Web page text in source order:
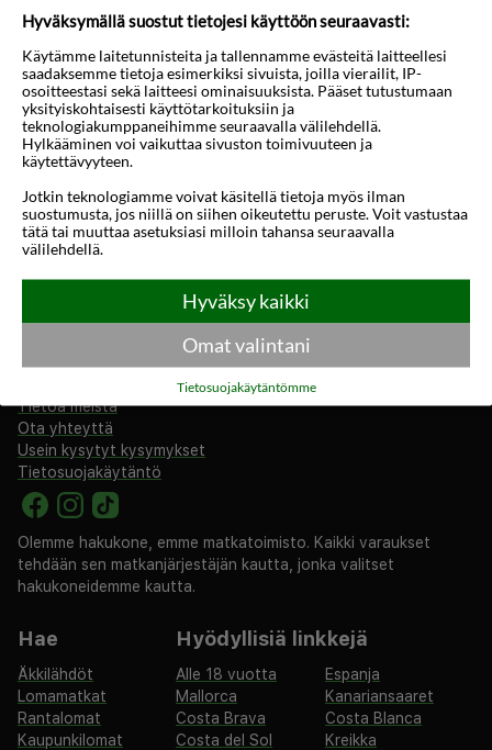
Haluatko saada houkuttelevia
tarjouksia, matkavinkkejä ja uutisia
sähköpostitse?
rantapallo.fi
Tietoa meistä
Ota yhteyttä
Usein kysytyt kysymykset
Tietosuojakäytäntö
Olemme hakukone, emme matkatoimisto. Kaikki varaukset
tehdään sen matkanjärjestäjän kautta, jonka valitset
hakukoneidemme kautta.
Hae
Äkkilähdöt
Lomamatkat
Rantalomat
Kaupunkilomat
Hyödyllisiä linkkejä
Alle 18 vuotta
Espanja
Mallorca
Kanariansaaret
Costa Brava
Costa Blanca
Costa del Sol
Kreikka
Hyväksymällä suostut tietojesi käyttöön seuraavasti:
Käytämme laitetunnisteita ja tallennamme evästeitä laitteellesi
saadaksemme tietoja esimerkiksi sivuista, joilla vierailit, IP-
osoitteestasi sekä laitteesi ominaisuuksista. Pääset tutustumaan
yksityiskohtaisesti käyttötarkoituksiin ja
teknologiakumppaneihimme seuraavalla välilehdellä.
Hylkääminen voi vaikuttaa sivuston toimivuuteen ja
käytettävyyteen.
Jotkin teknologiamme voivat käsitellä tietoja myös ilman
suostumusta, jos niillä on siihen oikeutettu peruste. Voit vastustaa
tätä tai muuttaa asetuksiasi milloin tahansa seuraavalla
välilehdellä.
Hyväksy kaikki
Omat valintani
Tietosuojakäytäntömme